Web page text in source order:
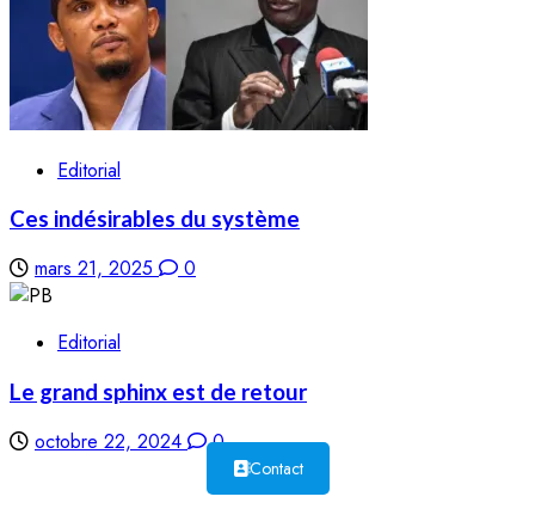
Editorial
Ces indésirables du système
mars 21, 2025 0
Editorial
Le grand sphinx est de retour
octobre 22, 2024 0
Contact